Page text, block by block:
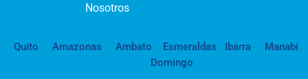
Nosotros
Quito Amazonas Ambato Esmeraldas Ibarra
Manabí
Domingo